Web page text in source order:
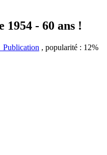
1954 - 60 ans !
, popularité : 12%